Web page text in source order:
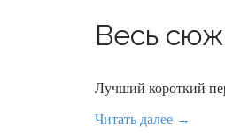
Весь
Лучший короткий
Читать далее →